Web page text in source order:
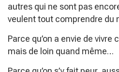
autres qui ne sont pas
veulent tout comprendre du
Parce qu’on a envie de vivre
mais de loin quand même…